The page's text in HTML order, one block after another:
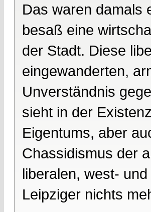
Das waren damals
besaß eine
der Stadt. Diese
eingewanderten,
Unverständnis
sieht in der
Eigentums, aber
Chassidismus der
liberalen, west-
Leipziger nichts